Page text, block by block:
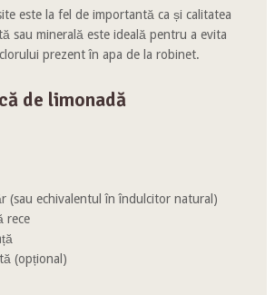
este la fel de importantă ca și calitatea
sau minerală este ideală pentru a evita
prezent în apa de la robinet.
de limonadă
(sau echivalentul în îndulcitor natural)
rece
(opțional)